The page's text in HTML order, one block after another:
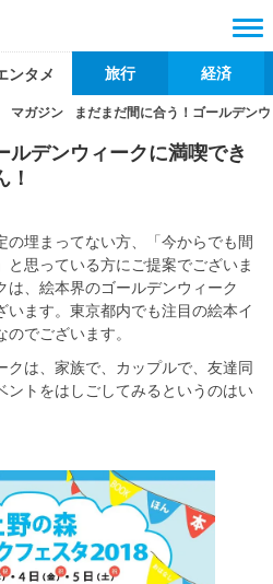
ンタメ 旅行 経済
マガジン まだまだ間に合う！ゴールデン
ルデンウィークに満喫でき
！
の埋まってない方、「今からでも間
と思っている方にご提案でございま
、絵本界のゴールデンウィーク
います。東京都内でも注目の絵本イ
でございます。
クは、家族で、カップルで、友達同
ントをはしごしてみるというのはい